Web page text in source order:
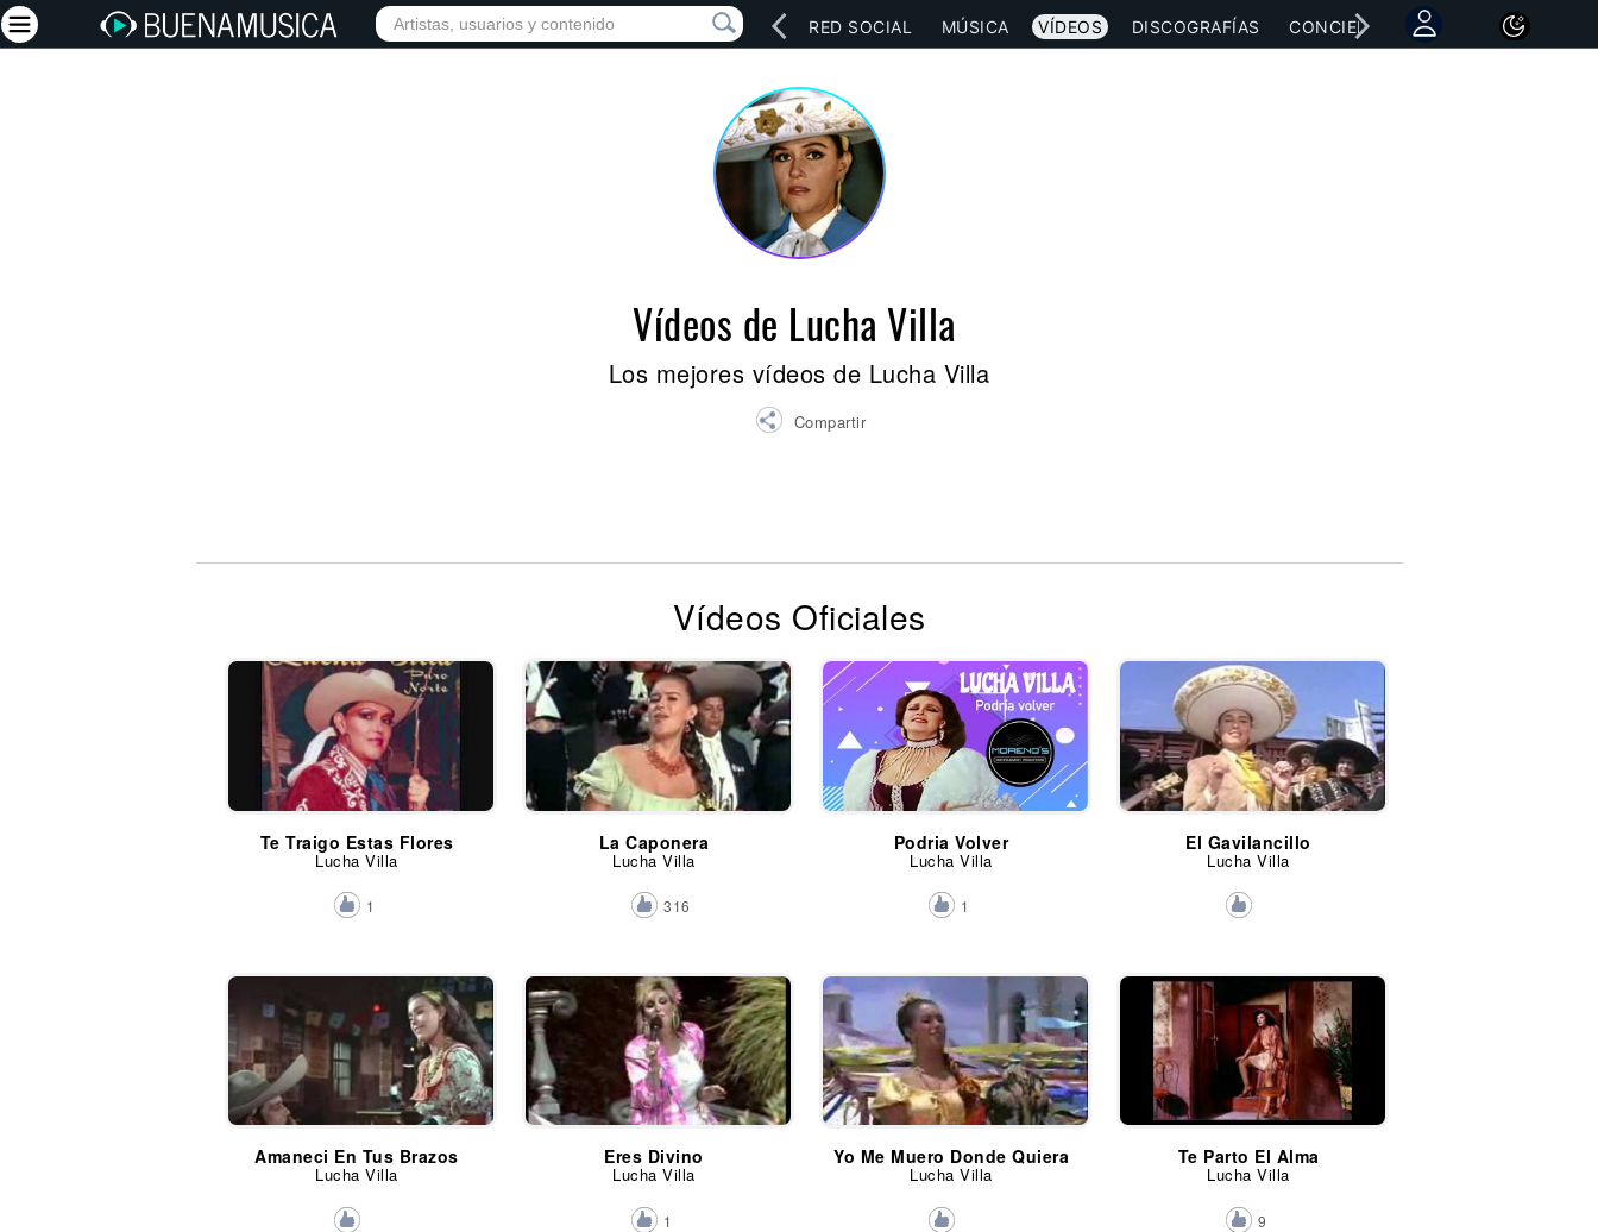
INICIO ARTISTAS RED SOCIAL MÚSICA VÍDEOS DISCOGRAFÍAS CONCIERTOS LETRAS
Vídeos de Lucha Villa
Los mejores vídeos de Lucha Villa
Compartir
Vídeos Oficiales
Te Traigo Estas Flores
Lucha Villa
1
La Caponera
Lucha Villa
316
Podria Volver
Lucha Villa
1
El Gavilancillo
Lucha Villa
Amaneci En Tus Brazos
Lucha Villa
Eres Divino
Lucha Villa
1
Yo Me Muero Donde Quiera
Lucha Villa
Te Parto El Alma
Lucha Villa
9